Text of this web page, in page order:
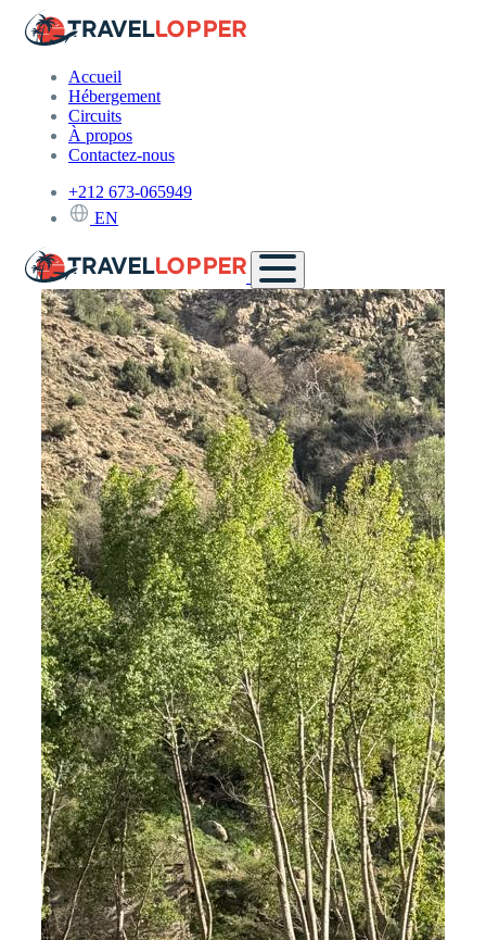
Accueil
Hébergement
Circuits
À propos
Contactez-nous
+212 673-065949
EN